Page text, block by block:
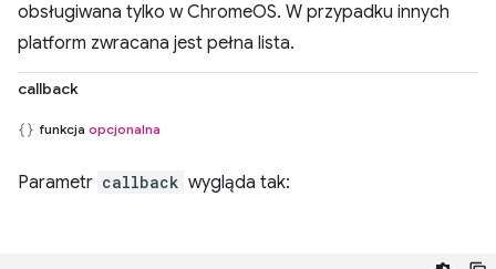
obsługiwana tylko w ChromeOS. W przypadku innych
platform zwracana jest pełna lista.
callback
funkcja opcjonalna
Parametr callback wygląda tak: